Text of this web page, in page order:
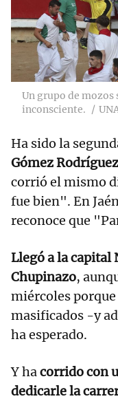
Un grupo de mozos
inconsciente.
Ha sido la
Gómez Rodríguez
corrió el mismo
fue bien". En
reconoce que
Llegó a la capital
Chupinazo,
miércoles
masificados -y
ha esperado.
Y hacorrido con
dedicarle la